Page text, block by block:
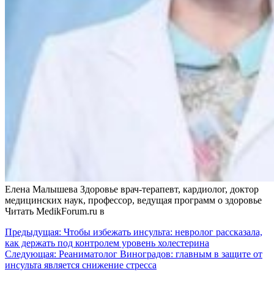
Елена Малышева Здоровье врач-терапевт, кардиолог, доктор
медицинских наук, профессор, ведущая программ о здоровье
Читать MedikForum.ru в
Навигация
по
записям
Предыдущая: Чтобы избежать инсульта: невролог рассказала,
как держать под контролем уровень холестерина
Следующая: Реаниматолог Виноградов: главным в защите от
инсульта является снижение стресса